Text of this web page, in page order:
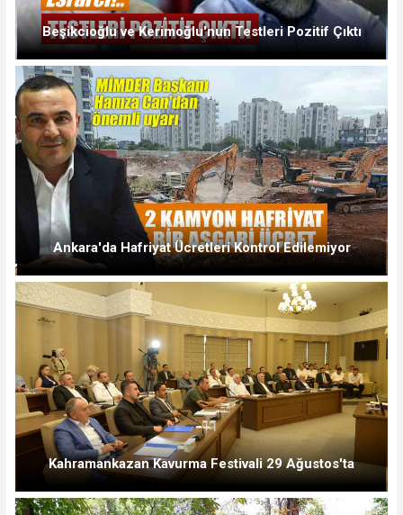
Beşikcioğlu ve Kerimoğlu'nun Testleri Pozitif Çıktı
Ankara'da Hafriyat Ücretleri Kontrol Edilemiyor
Kahramankazan Kavurma Festivali 29 Ağustos'ta